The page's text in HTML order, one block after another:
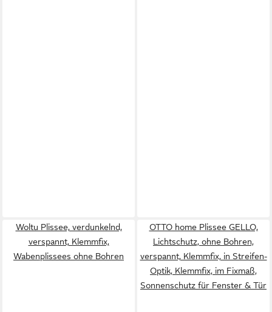
Woltu Plissee, verdunkelnd,
verspannt, Klemmfix,
Wabenplissees ohne Bohren
OTTO home Plissee GELLO,
Lichtschutz, ohne Bohren,
verspannt, Klemmfix, in Streifen-
Optik, Klemmfix, im Fixmaß,
Sonnenschutz für Fenster & Tür